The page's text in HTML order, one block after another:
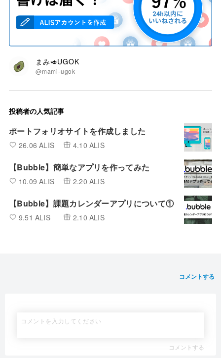
まみ🥑UGOK
@mami-ugok
投稿者の人気記事
ポートフォリオサイトを作成しました
26.06 ALIS 4.10 ALIS
【Bubble】簡単なアプリを作ってみた
10.09 ALIS 2.20 ALIS
【Bubble】課題カレンダーアプリについて①
9.51 ALIS 2.10 ALIS
コメントする
コメントする